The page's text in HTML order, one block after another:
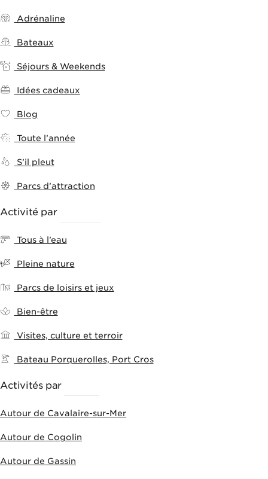
Adrénaline
Bateaux
Séjours & Weekends
Idées cadeaux
Blog
Toute l’année
S’il pleut
Parcs d’attraction
Activité par
Tous à l’eau
Pleine nature
Parcs de loisirs et jeux
Bien-être
Visites, culture et terroir
Bateau Porquerolles, Port Cros
Activités par
Autour de Cavalaire-sur-Mer
Autour de Cogolin
Autour de Gassin